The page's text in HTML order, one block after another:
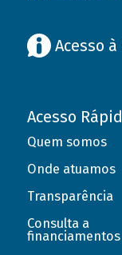
Acesso
Acesso
Quem somos
Onde atuamos
Transparência
Consulta a
financiamentos